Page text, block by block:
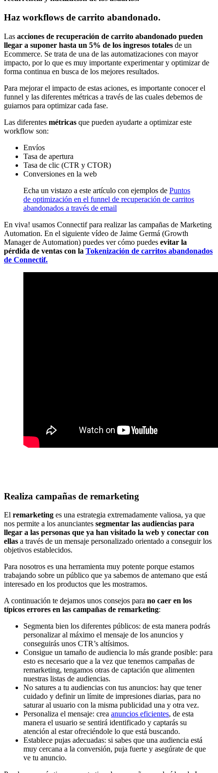
Haz workflows de carrito abandonado.
Las acciones de recuperación de carrito abandonado pueden
llegar a suponer hasta un 5% de los ingresos totales de un
Ecommerce. Se trata de una de las automatizaciones con mayor
impacto, por lo que es muy importante experimentar y optimizar de
forma continua en busca de los mejores resultados.
Para mejorar el impacto de estas aciones, es importante conocer el
funnel y las diferentes métricas a través de las cuales debemos de
guiarnos para optimizar cada fase.
Las diferentes métricas que pueden ayudarte a optimizar este
workflow son:
Envíos
Tasa de apertura
Tasa de clic (CTR y CTOR)
Conversiones en la web
Echa un vistazo a este artículo con ejemplos de Puntos
de optimización en el funnel de recuperación de carritos
abandonados a través de email
En viva! usamos Connectif para realizar las campañas de Marketing
Automation. En el siguiente vídeo de Jaime Germá (Growth
Manager de Automation) puedes ver cómo puedes evitar la
pérdida de ventas con la Tokenización de carritos abandonados
de Connectif.
Realiza campañas de remarketing
El remarketing es una estrategia extremadamente valiosa, ya que
nos permite a los anunciantes segmentar las audiencias para
llegar a las personas que ya han visitado la web y conectar con
ellas a través de un mensaje personalizado orientado a conseguir los
objetivos establecidos.
Para nosotros es una herramienta muy potente porque estamos
trabajando sobre un público que ya sabemos de antemano que está
interesado en los productos que les mostramos.
A continuación te dejamos unos consejos para no caer en los
típicos errores en las campañas de remarketing:
Segmenta bien los diferentes públicos: de esta manera podrás
personalizar al máximo el mensaje de los anuncios y
conseguirás unos CTR’s altísimos.
Consigue un tamaño de audiencia lo más grande posible: para
esto es necesario que a la vez que tenemos campañas de
remarketing, tengamos otras de captación que alimenten
nuestras listas de audiencias.
No satures a tu audiencias con tus anuncios: hay que tener
cuidado y definir un límite de impresiones diarias, para no
saturar al usuario con la misma publicidad una y otra vez.
Personaliza el mensaje: crea anuncios eficientes, de esta
manera el usuario se sentirá identificado y captarás su
atención al estar ofreciéndole lo que está buscando.
Establece pujas adecuadas: si sabes que una audiencia está
muy cercana a la conversión, puja fuerte y asegúrate de que
ve tu anuncio.